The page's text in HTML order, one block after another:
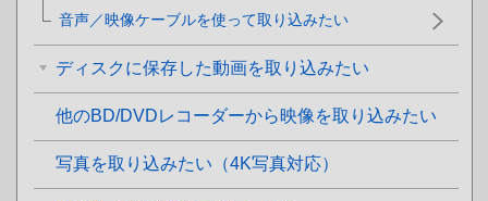
音声／映像ケーブルを使って取り込みたい
ディスクに保存した動画を取り込みたい
他のBD/DVDレコーダーから映像を取り込みたい
写真を取り込みたい（4K写真対応）